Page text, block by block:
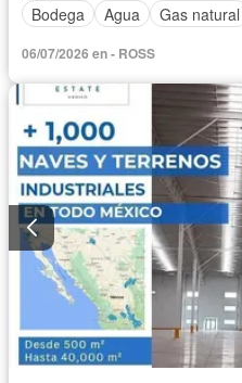
Bodega
Agua Gas natural
06/07/2026 en - ROSS